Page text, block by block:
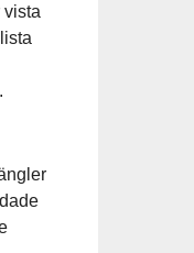
vista